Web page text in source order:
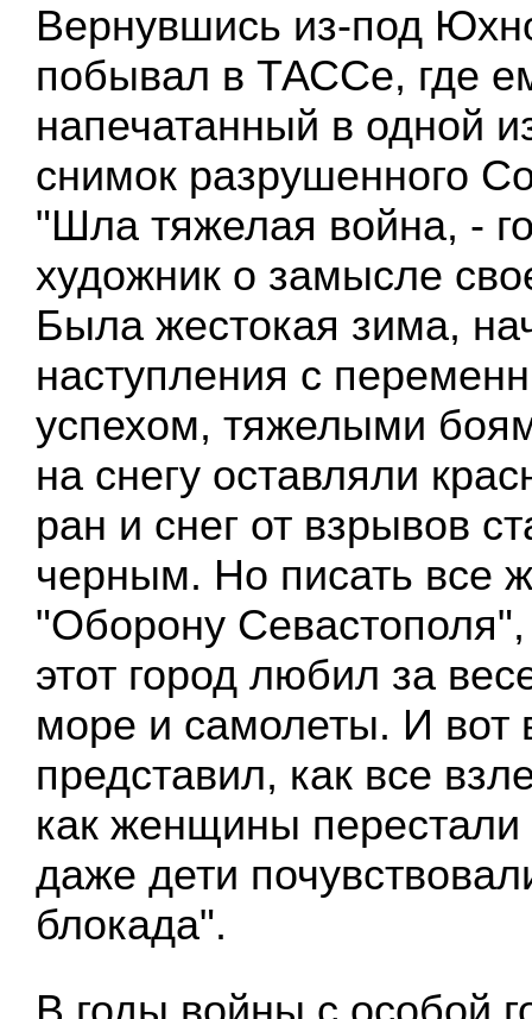
Вернувшись из-под
побывал в ТАССе, где
напечатанный в одной
снимок разрушенного
"Шла тяжелая война, -
художник о замысле
Была жестокая зима,
наступления с
успехом, тяжелыми
на снегу оставляли
ран и снег от взрывов
черным. Но писать все
"Оборону
этот город любил за
море и самолеты. И вот
представил, как все
как женщины перестали
даже дети
блокада".